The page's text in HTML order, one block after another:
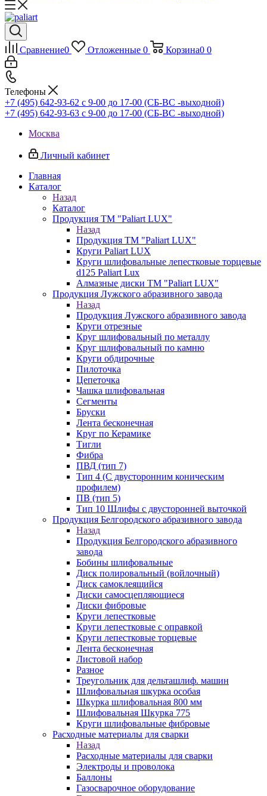
Сравнение0 Отложенные 0 Корзина0 0
Телефоны
+7 (495) 642-93-62 c 9-00 до 17-00 (СБ-ВС -выходной)
+7 (495) 642-93-63 c 9-00 до 17-00 (СБ-ВС -выходной)
Москва
Личный кабинет
Главная
Каталог
Назад
Каталог
Продукция ТМ "Paliart LUX"
Назад
Продукция ТМ "Paliart LUX"
Круги Paliart LUX
Круги шлифовальные лепестковые торцевые
d125 Paliart Lux
Алмазные диски ТМ "Paliart LUX"
Продукция Лужского абразивного завода
Назад
Продукция Лужского абразивного завода
Круги отрезные
Круг шлифовальный по металлу
Круг шлифовальный по камню
Круги обдирочные
Пилоточка
Цепеточка
Чашка шлифовальная
Сегменты
Бруски
Лента бесконечная
Круг по Керамике
Тигли
Фибра
ПВД (тип 7)
Тип 4 (С двусторонним коническим
профилем)
ПВ (тип 5)
Тип 10 Шлифы с двусторонней выточкой
Продукция Белгородского абразивного завода
Назад
Продукция Белгородского абразивного
завода
Бобины шлифовальные
Диск полировальный (войлочный)
Диск самоклеящийся
Диски самосцепляющиеся
Диски фибровые
Круги лепестковые
Круги лепестковые с оправкой
Круги лепестковые торцевые
Лента бесконечная
Листовой набор
Разное
Треугольник для дельташлиф. машин
Шлифовальная шкурка особая
Шкурка шлифовальная 800 мм
Шлифовальная Шкурка 775
Круги шлифовальные фибровые
Расходные материалы для сварки
Назад
Расходные материалы для сварки
Электроды и проволока
Баллоны
Газосварочное оборудование